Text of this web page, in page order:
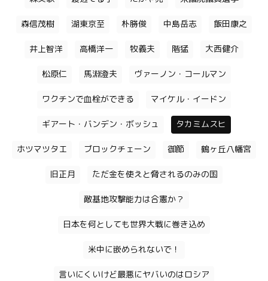
森信茂樹 湖東京至 朴勝俊 中島岳志 飯田康之
井上智洋 高橋洋一 牧義夫 階猛 大西健介
松原仁 馬淵澄夫 ヴァーノン・コールマン
ワクチンで血栓ができる マイケル・イードン
ギアート・バンデン・ボッシュ タカミムスヒ
ホツマツタエ ブロックチェーン 御節 鶴ヶ丘八幡宮
旧正月 ただ金を使えと脅されるのみの国
敵基地攻撃能力は合憲か？
日本を何としても世界大戦に巻き込め
米中に嵌められないで！
言いにくいけど最悪にヤバいのはロシア